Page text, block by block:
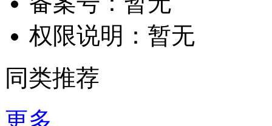
权限说明： 暂无
同类推荐
更多